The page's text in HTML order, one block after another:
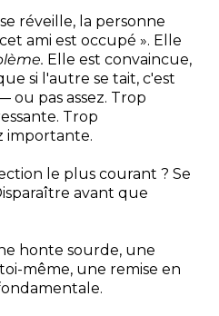
réveille, la personne
ami est occupé ». Elle
Elle est convaincue,
si l'autre se tait, c'est
ou pas assez. Trop
Trop
importante.
le plus courant ? Se
avant que
honte sourde, une
même, une remise en